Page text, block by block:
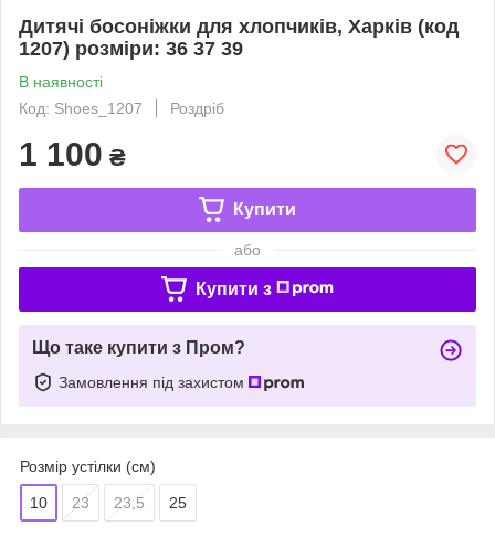
Дитячі босоніжки для хлопчиків, Харків (код
1207) розміри: 36 37 39
В наявності
Код: Shoes_1207
Роздріб
1 100 ₴
Купити
або
Купити з
Що таке купити з Пром?
Замовлення під захистом
Розмір устілки (см)
10 23 23,5 25